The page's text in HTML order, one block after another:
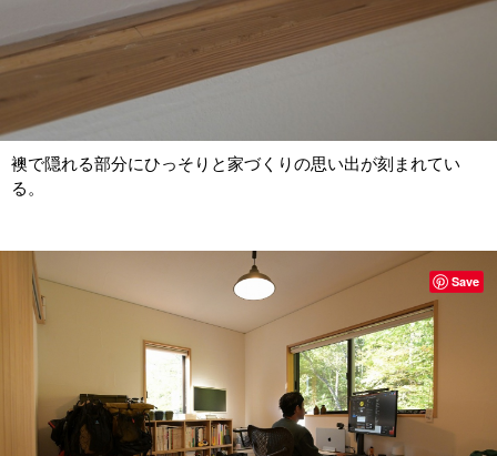
襖で隠れる部分にひっそりと家づくりの思い出が刻まれてい
る。
Save